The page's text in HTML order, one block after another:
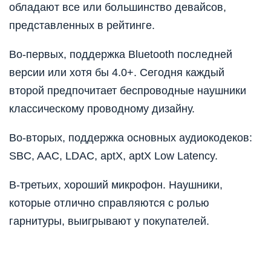
обладают все или большинство девайсов,
представленных в рейтинге.
Во-первых, поддержка Bluetooth последней
версии или хотя бы 4.0+. Сегодня каждый
второй предпочитает беспроводные наушники
классическому проводному дизайну.
Во-вторых, поддержка основных аудиокодеков:
SBC, AAC, LDAC, aptX, aptX Low Latency.
В-третьих, хороший микрофон. Наушники,
которые отлично справляются с ролью
гарнитуры, выигрывают у покупателей.